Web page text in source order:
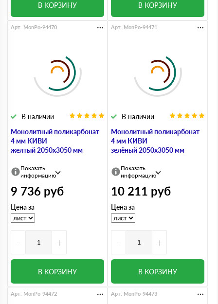
В КОРЗИНУ В КОРЗИНУ
Монолитный поликарбонат
4 мм КИВИ
желтый 2050х3050 мм
В наличии
Арт. MonPo-94470
Показать
информацию
9 736 руб
Цена за
- +
В КОРЗИНУ
Монолитный поликарбонат
4 мм КИВИ
зелёный 2050х3050 мм
В наличии
Арт. MonPo-94471
Показать
информацию
10 211 руб
Цена за
- +
В КОРЗИНУ
Арт. MonPo-94472 Арт. MonPo-94473